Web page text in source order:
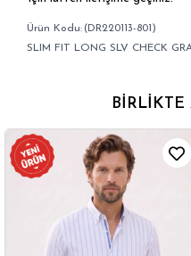
(DR220113-801)
SLIM FIT LONG SLV CHECK